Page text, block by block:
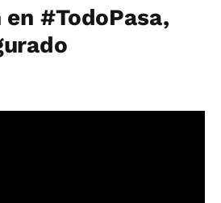
#TodoPasa,